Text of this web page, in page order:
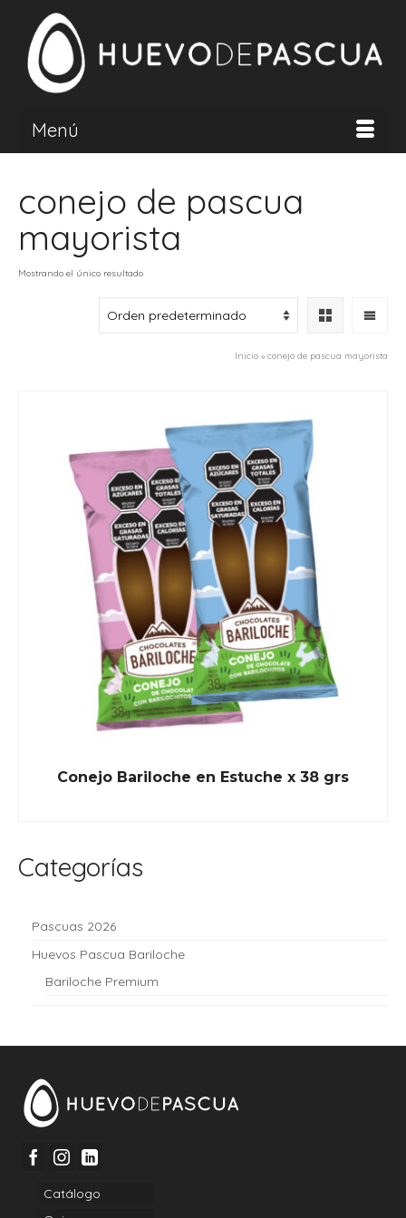
Menú
conejo de pascua
mayorista
Mostrando el único resultado
Inicio » conejo de pascua mayorista
Conejo Bariloche en Estuche x 38 grs
Categorías
Pascuas 2026
Huevos Pascua Bariloche
Bariloche Premium
Catálogo